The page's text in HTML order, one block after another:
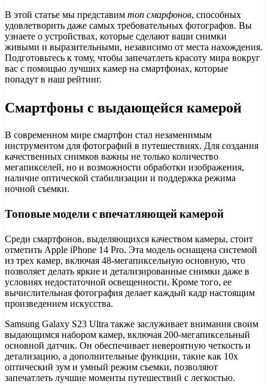
В этой статье мы представим топ смарфонов, способных
удовлетворить даже самых требовательных фотографов. Вы
узнаете о устройствах, которые сделают ваши снимки
живыми и выразительными, независимо от места нахождения.
Подготовьтесь к тому, чтобы запечатлеть красоту мира вокруг
вас с помощью лучших камер на смартфонах, которые
попадут в наш рейтинг.
Смартфоны с выдающейся камерой
В современном мире смартфон стал незаменимым
инструментом для фотографий в путешествиях. Для создания
качественных снимков важны не только количество
мегапикселей, но и возможности обработки изображения,
наличие оптической стабилизации и поддержка режима
ночной съемки.
Топовые модели с впечатляющей камерой
Среди смартфонов, выделяющихся качеством камеры, стоит
отметить Apple iPhone 14 Pro. Эта модель оснащена системой
из трех камер, включая 48-мегапиксельную основную, что
позволяет делать яркие и детализированные снимки даже в
условиях недостаточной освещенности. Кроме того, ее
вычислительная фотография делает каждый кадр настоящим
произведением искусства.
Samsung Galaxy S23 Ultra также заслуживает внимания своим
выдающимся набором камер, включая 200-мегапиксельный
основной датчик. Он обеспечивает невероятную четкость и
детализацию, а дополнительные функции, такие как 10x
оптический зум и умный режим съемки, позволяют
запечатлеть лучшие моменты путешествий с легкостью.